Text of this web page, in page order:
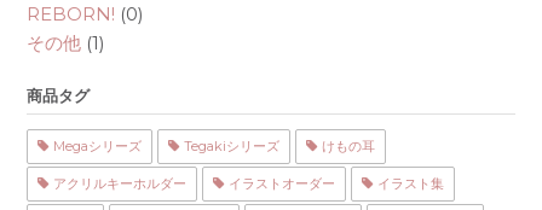
REBORN! (0)
その他 (1)
商品タグ
Megaシリーズ Tegakiシリーズ けもの耳
アクリルキーホルダー イラストオーダー イラスト集